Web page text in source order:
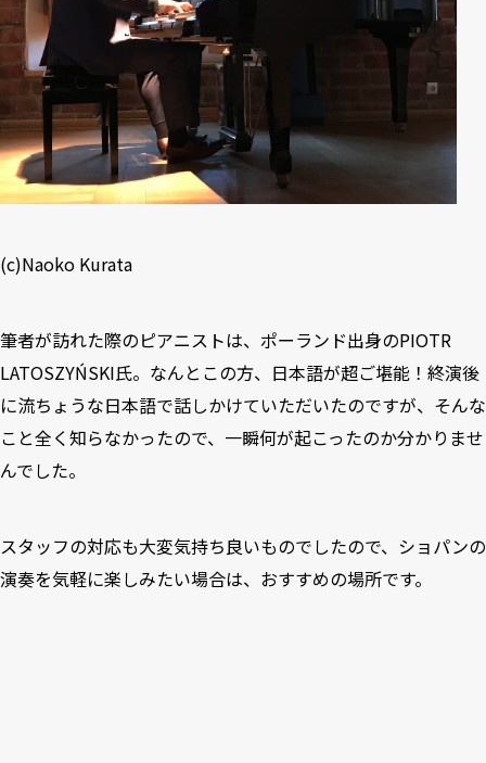
(c)Naoko Kurata
筆者が訪れた際のピアニストは、ポーランド出身のPIOTR
LATOSZYŃSKI氏。なんとこの方、日本語が超ご堪能！終演後
に流ちょうな日本語で話しかけていただいたのですが、そんな
こと全く知らなかったので、一瞬何が起こったのか分かりませ
んでした。
スタッフの対応も大変気持ち良いものでしたので、ショパンの
演奏を気軽に楽しみたい場合は、おすすめの場所です。